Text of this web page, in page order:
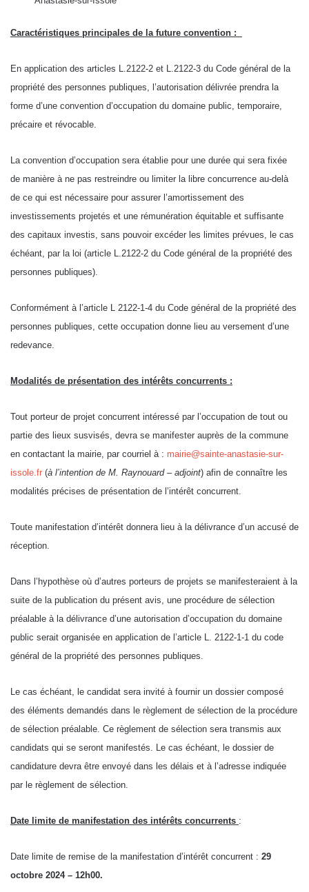
Caractéristiques principales de la future convention :
En application des articles L.2122-2 et L.2122-3 du Code général de la
propriété des personnes publiques, l’autorisation délivrée prendra la
forme d’une convention d’occupation du domaine public, temporaire,
précaire et révocable.
La convention d’occupation sera établie pour une durée qui sera fixée
de manière à ne pas restreindre ou limiter la libre concurrence au-delà
de ce qui est nécessaire pour assurer l’amortissement des
investissements projetés et une rémunération équitable et suffisante
des capitaux investis, sans pouvoir excéder les limites prévues, le cas
échéant, par la loi (article L.2122-2 du Code général de la propriété des
personnes publiques).
Conformément à l’article L 2122-1-4 du Code général de la propriété des
personnes publiques, cette occupation donne lieu au versement d’une
redevance.
Modalités de présentation des intérêts concurrents :
Tout porteur de projet concurrent intéressé par l’occupation de tout ou
partie des lieux susvisés, devra se manifester auprès de la commune
en contactant la mairie, par courriel à : mairie@sainte-anastasie-sur-
issole.fr (à l’intention de M. Raynouard – adjoint) afin de connaître les
modalités précises de présentation de l’intérêt concurrent.
Toute manifestation d’intérêt donnera lieu à la délivrance d’un accusé de
réception.
Dans l’hypothèse où d’autres porteurs de projets se manifesteraient à la
suite de la publication du présent avis, une procédure de sélection
préalable à la délivrance d’une autorisation d’occupation du domaine
public serait organisée en application de l’article L. 2122-1-1 du code
général de la propriété des personnes publiques.
Le cas échéant, le candidat sera invité à fournir un dossier composé
des éléments demandés dans le règlement de sélection de la procédure
de sélection préalable. Ce règlement de sélection sera transmis aux
candidats qui se seront manifestés. Le cas échéant, le dossier de
candidature devra être envoyé dans les délais et à l’adresse indiquée
par le règlement de sélection.
Date limite de manifestation des intérêts concurrents :
Date limite de remise de la manifestation d’intérêt concurrent : 29
octobre 2024 – 12h00.